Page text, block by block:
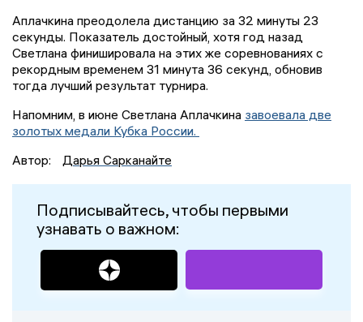
Аплачкина преодолела дистанцию за 32 минуты 23
секунды. Показатель достойный, хотя год назад
Светлана финишировала на этих же соревнованиях с
рекордным временем 31 минута 36 секунд, обновив
тогда лучший результат турнира.
Напомним, в июне Светлана Аплачкина завоевала две
золотых медали Кубка России.
Автор:
Дарья Сарканайте
Подписывайтесь, чтобы первыми
узнавать о важном: